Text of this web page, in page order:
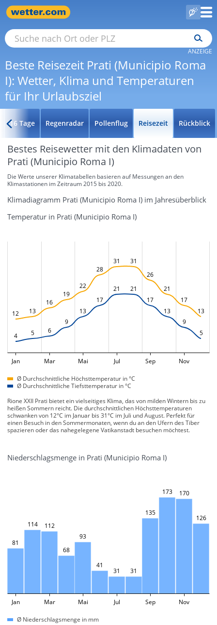
Beste Reisezeit Prati (Municipio Roma
I): Wetter, Klima und Temperaturen
für Ihr Urlaubsziel
ANZEIGE
16 Tage Regenradar Pollenflug Reisezeit Rückblick
Bestes Reisewetter mit den Klimadaten von
Prati (Municipio Roma I)
Die Werte unserer Klimatabellen basieren auf Messungen an den
Klimastationen im Zeitraum 2015 bis 2020.
Klimadiagramm Prati (Municipio Roma I) im Jahresüberblick
Temperatur in Prati (Municipio Roma I)
12 13
16
19
22
28
31
31
26
21
17
13
4 5 6
9
13
17
21
21
17
13
9
5
Jan Mar Mai Jul Sep Nov
Ø Durchschnittliche Höchsttemperatur in °C
Ø Durchschnittliche Tiefsttemperatur in °C
Rione XXII Prati bietet ein vielseitiges Klima, das von milden Wintern bis zu
heißen Sommern reicht. Die durchschnittlichen Höchsttemperaturen
schwanken von 12°C im Januar bis 31°C im Juli und August. Perfekt für
einen Besuch in den Sommermonaten, wenn du an den Ufern des Tiber
spazieren oder das nahegelegene Vatikanstadt besuchen möchtest.
Niederschlagsmenge in Prati (Municipio Roma I)
81
114 112
68
93
41
31 31
135
173 170
126
Jan Mar Mai Jul Sep Nov
Ø Niederschlagsmenge in mm